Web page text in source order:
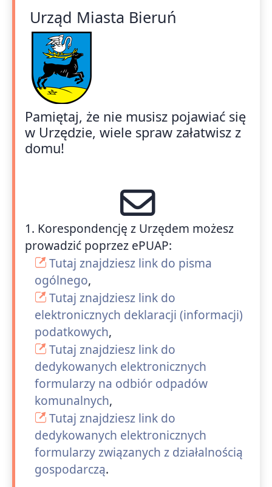
Urząd Miasta Bieruń
Pamiętaj, że nie musisz pojawiać się
w Urzędzie, wiele spraw załatwisz z
domu!
1. Korespondencję z Urzędem możesz
prowadzić poprzez ePUAP:
Tutaj znajdziesz link do pisma
ogólnego,
Tutaj znajdziesz link do
elektronicznych deklaracji (informacji)
podatkowych,
Tutaj znajdziesz link do
dedykowanych elektronicznych
formularzy na odbiór odpadów
komunalnych,
Tutaj znajdziesz link do
dedykowanych elektronicznych
formularzy związanych z działalnością
gospodarczą.